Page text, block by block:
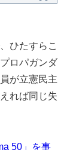
ひたすらこ
ロパガンダ
が立憲民主
れば同じ失
50」を事